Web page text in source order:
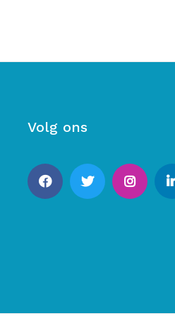
Volg ons